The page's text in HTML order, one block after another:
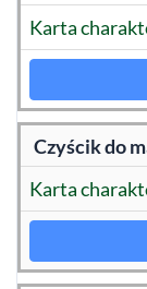
Karta
Czyścik do
Karta